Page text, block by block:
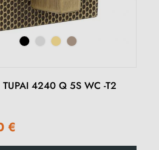
TUPAI 4240 Q 5S WC -T2
€